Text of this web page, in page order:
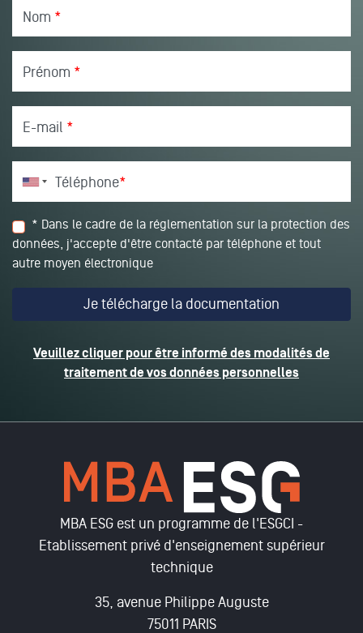
Nom *
Prénom *
E-mail *
Téléphone*
* Dans le cadre de la réglementation sur la protection des
données, j'accepte d'être contacté par téléphone et tout
autre moyen électronique
Veuillez cliquer pour être informé des modalités de
traitement de vos données personnelles
MBA ESG est un programme de l'ESGCI -
Etablissement privé d'enseignement supérieur
technique
35, avenue Philippe Auguste
75011 PARIS